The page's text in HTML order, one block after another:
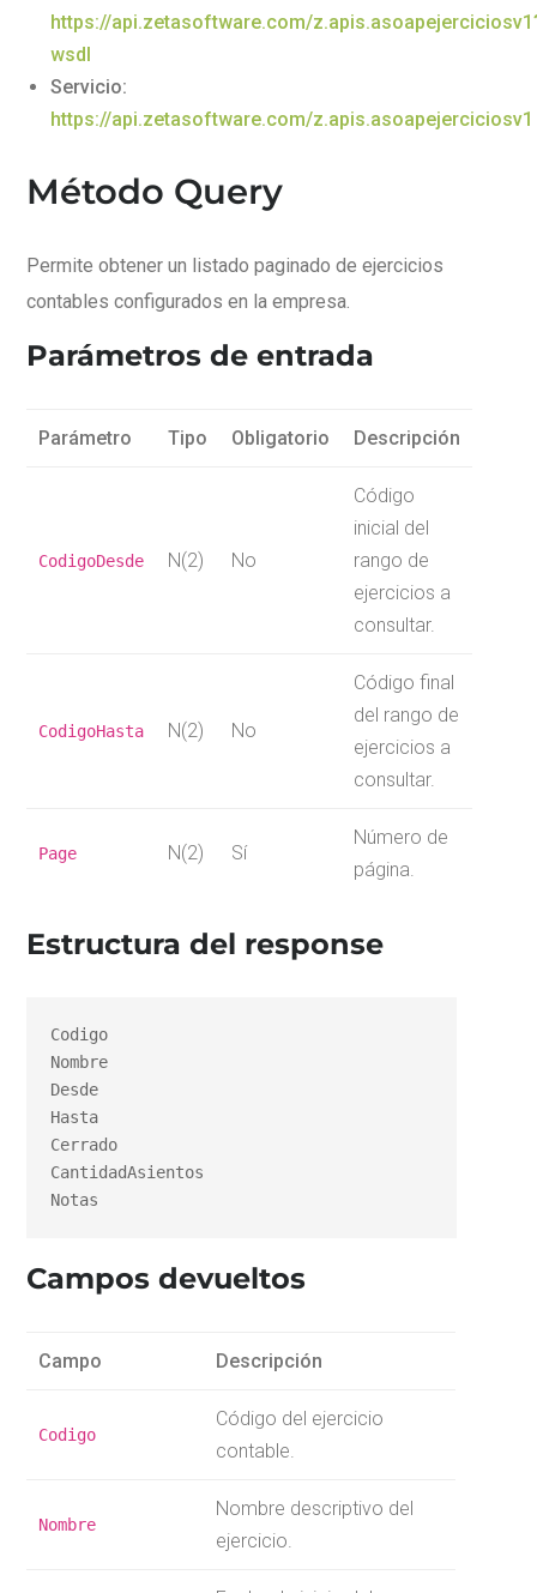
https://api.zetasoftware.com/
wsdl
Servicio:
https://api.zetasoftware.com/z.apis.asoapejerciciosv1
Método Query
Permite obtener un listado paginado de ejercicios
contables configurados en la empresa.
Parámetros de entrada
Parámetro Tipo Obligatorio Descripción
CodigoDesde N(2) No
Código
inicial del
rango de
ejercicios a
consultar.
CodigoHasta N(2) No
Código final
del rango de
ejercicios a
consultar.
Page N(2) Sí
Número de
página.
Estructura del response
Codigo
Nombre
Desde
Hasta
Cerrado
CantidadAsientos
Notas
Campos devueltos
Campo Descripción
Codigo
Código del ejercicio
contable.
Nombre
Nombre descriptivo del
ejercicio.